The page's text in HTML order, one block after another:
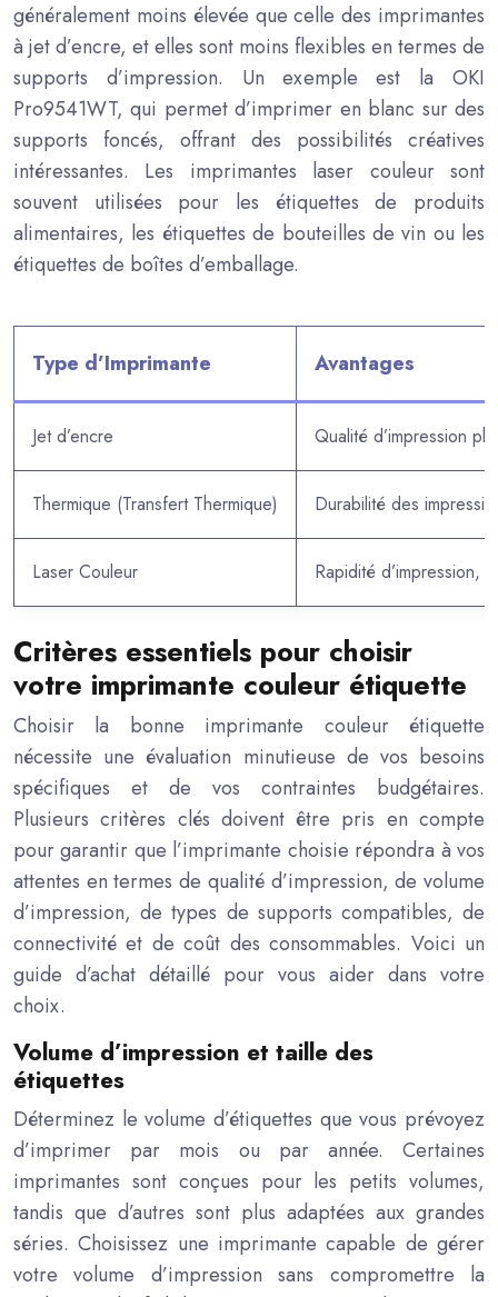
généralement moins élevée que celle des imprimantes
à jet d’encre, et elles sont moins flexibles en termes de
supports d’impression. Un exemple est la OKI
Pro9541WT, qui permet d’imprimer en blanc sur des
supports foncés, offrant des possibilités créatives
intéressantes. Les imprimantes laser couleur sont
souvent utilisées pour les étiquettes de produits
alimentaires, les étiquettes de bouteilles de vin ou les
étiquettes de boîtes d’emballage.
Type d’Imprimante Avantages
Jet d’encre Qualité d’impression
Thermique (Transfert Thermique) Durabilité des
Laser Couleur Rapidité d’impression,
Critères essentiels pour choisir
votre imprimante couleur étiquette
Choisir la bonne imprimante couleur étiquette
nécessite une évaluation minutieuse de vos besoins
spécifiques et de vos contraintes budgétaires.
Plusieurs critères clés doivent être pris en compte
pour garantir que l’imprimante choisie répondra à vos
attentes en termes de qualité d’impression, de volume
d’impression, de types de supports compatibles, de
connectivité et de coût des consommables. Voici un
guide d’achat détaillé pour vous aider dans votre
choix.
Volume d’impression et taille des
étiquettes
Déterminez le volume d’étiquettes que vous prévoyez
d’imprimer par mois ou par année. Certaines
imprimantes sont conçues pour les petits volumes,
tandis que d’autres sont plus adaptées aux grandes
séries. Choisissez une imprimante capable de gérer
votre volume d’impression sans compromettre la